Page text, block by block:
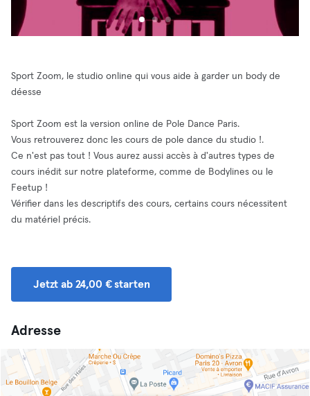
Sport Zoom, le studio online qui vous aide à garder un body de
déesse
Sport Zoom est la version online de Pole Dance Paris.
Vous retrouverez donc les cours de pole dance du studio !.
Ce n'est pas tout ! Vous aurez aussi accès à d'autres types de
cours inédit sur notre plateforme, comme de Bodylines ou le
Feetup !
Vérifier dans les descriptifs des cours, certains cours nécessitent
du matériel précis.
Jetzt ab 24,00 € starten
Adresse